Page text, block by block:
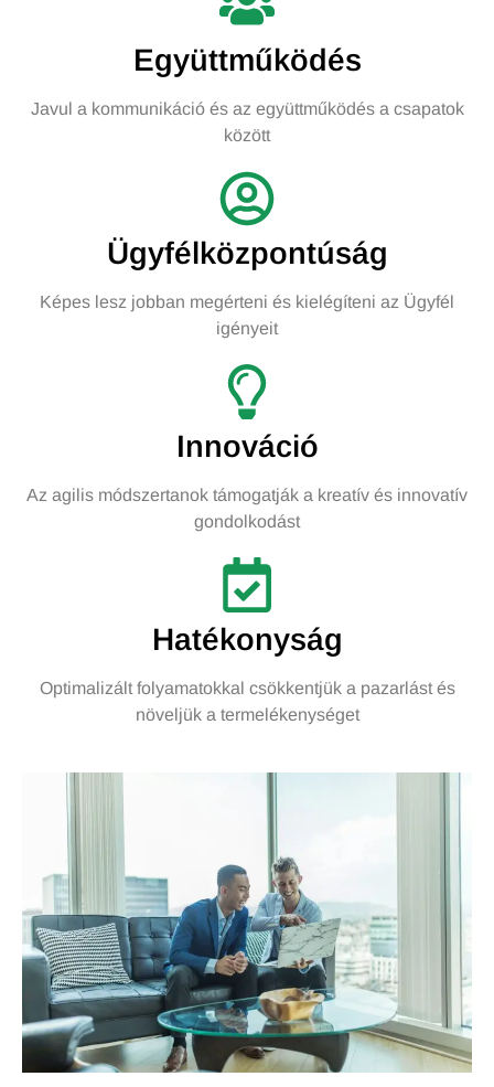
Együttműködés
Javul a kommunikáció és az együttműködés a csapatok
között
Ügyfélközpontúság
Képes lesz jobban megérteni és kielégíteni az Ügyfél
igényeit
Innováció
Az agilis módszertanok támogatják a kreatív és innovatív
gondolkodást
Hatékonyság
Optimalizált folyamatokkal csökkentjük a pazarlást és
növeljük a termelékenységet